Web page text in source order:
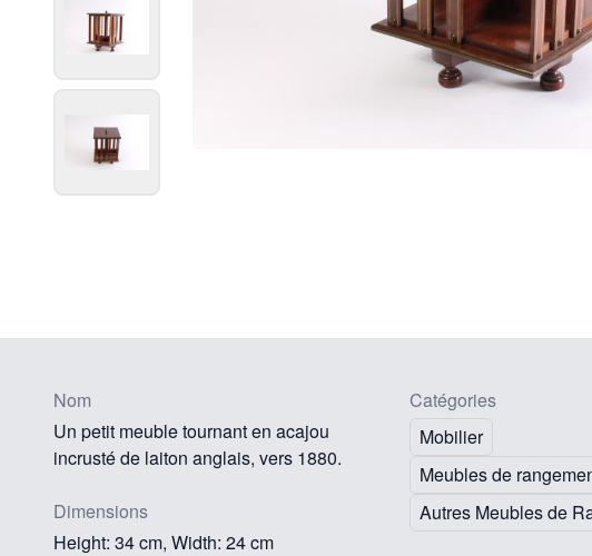
Nom
Un petit meuble tournant en acajou
incrusté de laiton anglais, vers 1880.
Dimensions
Height: 34 cm, Width: 24 cm
Catégories
Mobilier
Meubles de
Autres Meubles de